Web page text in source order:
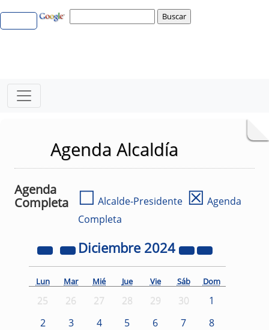
Agenda Alcaldía
Agenda
Completa
☐ Alcalde-Presidente ☒ Agenda
Completa
Diciembre 2024
Lun Mar Mié Jue Vie Sáb Dom
25 26 27 28 29 30
1
2
3 4 5 6 7
8